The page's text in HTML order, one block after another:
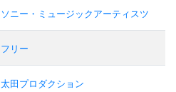
ソニー・ミュージックアーティスツ
フリー
太田プロダクション